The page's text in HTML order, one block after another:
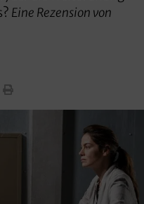
Eine Rezension von